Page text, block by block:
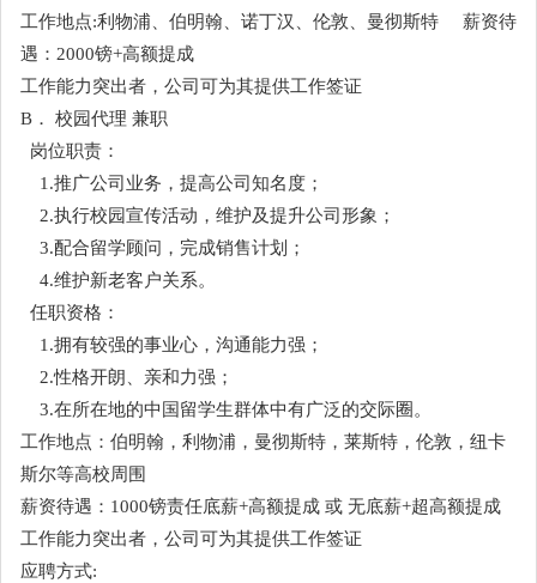
工作地点:利物浦、伯明翰、诺丁汉、伦敦、曼彻斯特 薪资待
遇：2000镑+高额提成
工作能力突出者，公司可为其提供工作签证
B． 校园代理 兼职
岗位职责：
1.推广公司业务，提高公司知名度；
2.执行校园宣传活动，维护及提升公司形象；
3.配合留学顾问，完成销售计划；
4.维护新老客户关系。
任职资格：
1.拥有较强的事业心，沟通能力强；
2.性格开朗、亲和力强；
3.在所在地的中国留学生群体中有广泛的交际圈。
工作地点：伯明翰，利物浦，曼彻斯特，莱斯特，伦敦，纽卡
斯尔等高校周围
薪资待遇：1000镑责任底薪+高额提成 或 无底薪+超高额提成
工作能力突出者，公司可为其提供工作签证
应聘方式: